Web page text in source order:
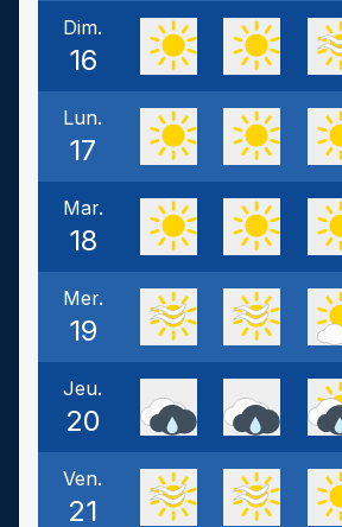
Dim.
16
Lun.
17
Mar.
18
Mer.
19
Jeu.
20
Ven.
21